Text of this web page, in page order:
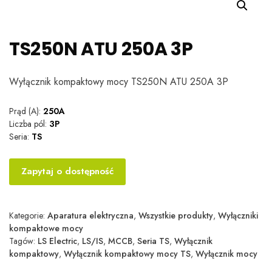
TS250N ATU 250A 3P
Wyłącznik kompaktowy mocy TS250N ATU 250A 3P
Prąd (A): 250A
Liczba pól: 3P
Seria: TS
Zapytaj o dostępność
Kategorie: Aparatura elektryczna, Wszystkie produkty, Wyłączniki
kompaktowe mocy
Tagów: LS Electric, LS/IS, MCCB, Seria TS, Wyłącznik
kompaktowy, Wyłącznik kompaktowy mocy TS, Wyłącznik mocy